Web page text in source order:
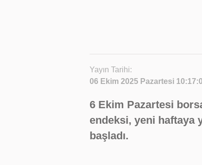
Yayın Tarihi:
06 Ekim 2025 Pazartesi
6 Ekim Pazartesi
endeksi, yeni haftaya
başladı.